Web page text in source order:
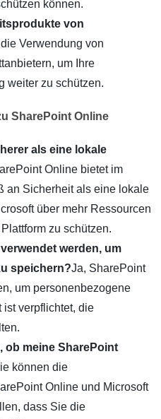
können.
von
Verwendung von
um Ihre
weiter zu schützen.
SharePoint Online
als eine lokale
Online bietet im
an Sicherheit als eine lokale
über mehr Ressourcen
zu schützen.
werden, um
speichern?Ja, SharePoint
um personenbezogene
ist verpflichtet, die
ob meine SharePoint
können die
Online und Microsoft
dass Sie die